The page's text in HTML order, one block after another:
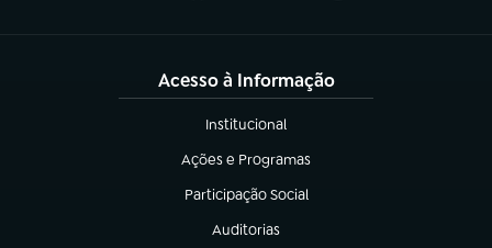
Acesso à Informação
Institucional
(abre em nova aba)
Ações e Programas
(abre em nova aba)
Participação Social
(abre em nova aba)
Auditorias
(abre em nova aba)